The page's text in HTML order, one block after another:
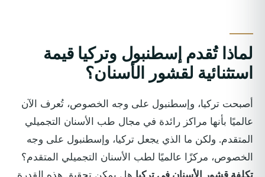
لماذا تُقدم إسطنبول وتركيا قيمة
استثنائية لقشور الأسنان؟
أصبحت تركيا، وإسطنبول على وجه الخصوص، تُعرف الآن
عالميًا بأنها مراكز رائدة في مجال طب الأسنان التجميلي
المتقدم. ولكن ما الذي يجعل تركيا، وإسطنبول على وجه
الخصوص، مركزًا عالميًا لطب الأسنان التجميلي المتقدم؟